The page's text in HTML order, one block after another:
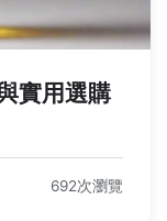
實用選購
692次瀏覽